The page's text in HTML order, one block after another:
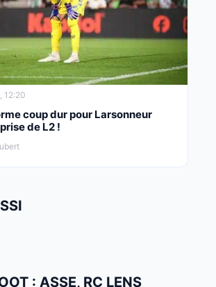
12:20
coup dur pour Larsonneur
de L2 !
: ASSE, RC LENS